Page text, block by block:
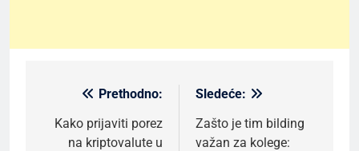
Kretanje
članka
Prethodno:
Kako prijaviti porez
na kriptovalute u
Sledeće:
Zašto je tim bilding
važan za kolege: